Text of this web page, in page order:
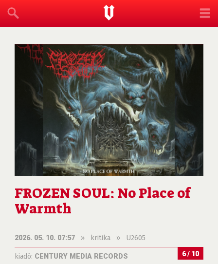
FROZEN SOUL: No Place of
Warmth
2026. 05. 10. 07:57 » kritika » U2605
6 / 10
kiadó: CENTURY MEDIA RECORDS